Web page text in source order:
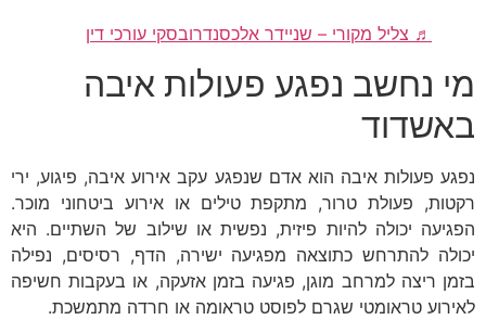
♬ צליל מקורי – שניידר אלכסנדרובסקי עורכי דין
מי נחשב נפגע פעולות איבה
באשדוד
נפגע פעולות איבה הוא אדם שנפגע עקב אירוע איבה, פיגוע, ירי
רקטות, פעולת טרור, מתקפת טילים או אירוע ביטחוני מוכר.
הפגיעה יכולה להיות פיזית, נפשית או שילוב של השתיים. היא
יכולה להתרחש כתוצאה מפגיעה ישירה, הדף, רסיסים, נפילה
בזמן ריצה למרחב מוגן, פגיעה בזמן אזעקה, או בעקבות חשיפה
לאירוע טראומטי שגרם לפוסט טראומה או חרדה מתמשכת.